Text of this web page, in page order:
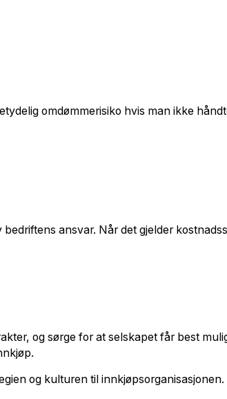
omdømmerisiko hvis man ikke
ansvar. Når det gjelder
og sørge for at selskapet får best
og kulturen til innkjøpsorganisasjonen.